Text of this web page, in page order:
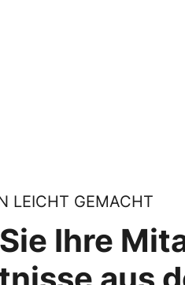
LEICHT GEMACHT
Ihre